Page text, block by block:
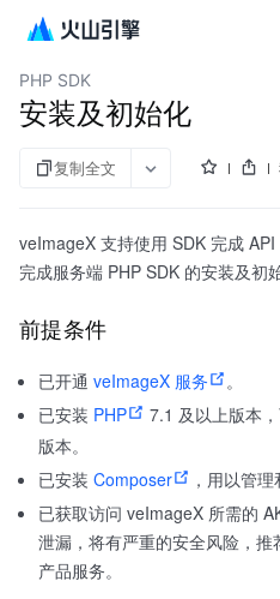
veImageX
PHP SDK
安装及初始化
复制全文
veImageX 支持使用 SDK 完成
完成服务端 PHP SDK 的安装及初
前提条件
已开通 veImageX 服务
。
已安装 PHP 7.1 及以上版本
版本。
已安装 Composer
，用以管
已获取访问 veImageX 所需的
泄漏，将有严重的安全风险，推
产品服务。